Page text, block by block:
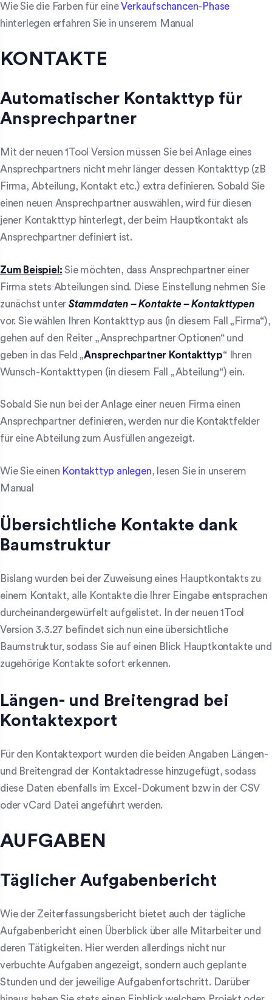
Wie Sie die Farben für eineVerkaufschancen-Phase
hinterlegen erfahren Sie in unserem Manual
KONTAKTE
Automatischer Kontakttyp für
Ansprechpartner
Mit der neuen 1Tool Version müssen Sie bei Anlage eines
Ansprechpartners nicht mehr länger dessen Kontakttyp (zB
Firma, Abteilung, Kontakt etc.) extra definieren. Sobald Sie
einen neuen Ansprechpartner auswählen, wird für diesen
jener Kontakttyp hinterlegt, der beim Hauptkontakt als
Ansprechpartner definiert ist.
Zum Beispiel: Sie möchten, dass Ansprechpartner einer
Firma stets Abteilungen sind. Diese Einstellung nehmen Sie
zunächst unterStammdaten – Kontakte – Kontakttypen
vor. Sie wählen Ihren Kontakttyp aus (in diesem Fall „Firma“),
gehen auf den Reiter „Ansprechpartner Optionen“ und
geben in das Feld „Ansprechpartner Kontakttyp“ Ihren
Wunsch-Kontakttypen (in diesem Fall „Abteilung“) ein.
Sobald Sie nun bei der Anlage einer neuen Firma einen
Ansprechpartner definieren, werden nur die Kontaktfelder
für eine Abteilung zum Ausfüllen angezeigt.
Wie Sie einen Kontakttyp anlegen, lesen Sie in unserem
Manual
Übersichtliche Kontakte dank
Baumstruktur
Bislang wurden bei der Zuweisung eines Hauptkontakts zu
einem Kontakt, alle Kontakte die Ihrer Eingabe entsprachen
durcheinandergewürfelt aufgelistet. In der neuen 1Tool
Version 3.3.27 befindet sich nun eine übersichtliche
Baumstruktur, sodass Sie auf einen Blick Hauptkontakte und
zugehörige Kontakte sofort erkennen.
Längen- und Breitengrad bei
Kontaktexport
Für den Kontaktexport wurden die beiden Angaben Längen-
und Breitengrad der Kontaktadresse hinzugefügt, sodass
diese Daten ebenfalls im Excel-Dokument bzw in der CSV
oder vCard Datei angeführt werden.
AUFGABEN
Täglicher Aufgabenbericht
Wie der Zeiterfassungsbericht bietet auch der tägliche
Aufgabenbericht einen Überblick über alle Mitarbeiter und
deren Tätigkeiten. Hier werden allerdings nicht nur
verbuchte Aufgaben angezeigt, sondern auch geplante
Stunden und der jeweilige Aufgabenfortschritt. Darüber